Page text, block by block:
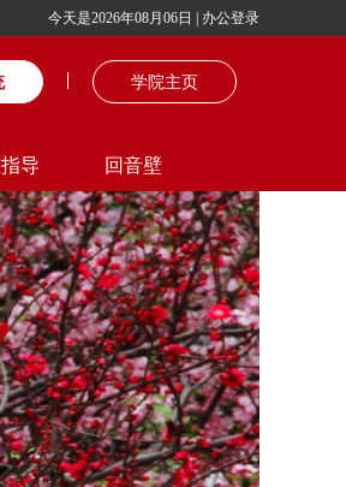
今天是2026年08月06日 办公登录
学院主页
导 回音壁